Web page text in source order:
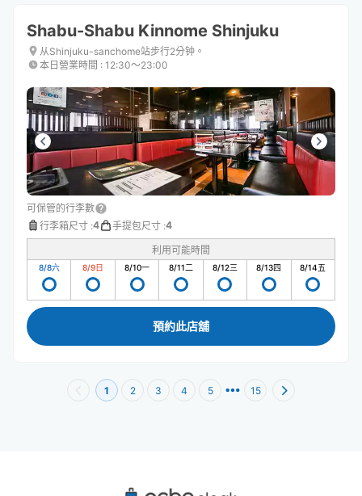
Shabu-Shabu Kinnome Shinjuku
从Shinjuku-sanchome站步行2分钟。
本日營業時間 : 12:30〜23:00
可保管的行李數
行李箱尺寸 :4 手提包尺寸 :4
利用可能時間
8/8六 8/9日 8/10一 8/11二 8/12三 8/13四 8/14五
預約此店舖
1 2 3 4 5 15
東新宿站附近推薦的寄物櫃